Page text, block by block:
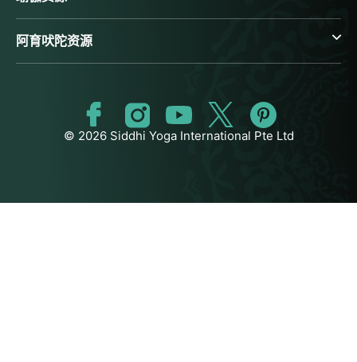
阿育吠陀资源
© 2026 Siddhi Yoga International Pte Ltd